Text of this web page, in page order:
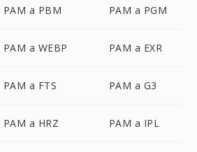
PAM a PBM PAM a PGM
PAM a WEBP PAM a EXR
PAM a FTS PAM a G3
PAM a HRZ PAM a IPL